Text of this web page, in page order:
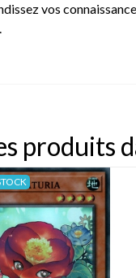
vos
.
produits